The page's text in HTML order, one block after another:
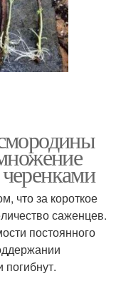
что за короткое
саженцев.
постоянного